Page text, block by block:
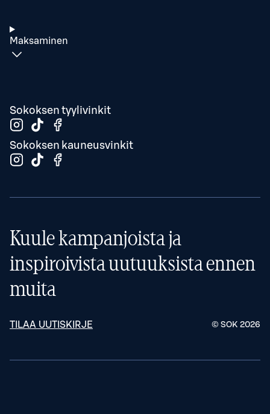
Maksaminen
Sokoksen tyylivinkit
Sokoksen kauneusvinkit
Kuule kampanjoista ja
inspiroivista uutuuksista ennen
muita
TILAA UUTISKIRJE © SOK 2026